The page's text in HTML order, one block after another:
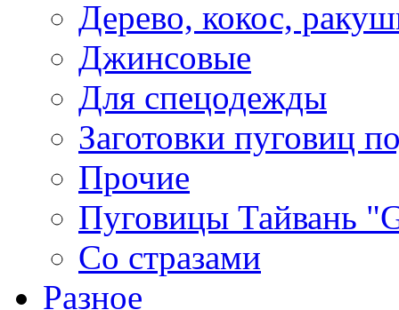
Дерево, кокос,
Джинсовые
Для спецодежды
Заготовки пуговиц
Прочие
Пуговицы Тайвань
Со стразами
Разное